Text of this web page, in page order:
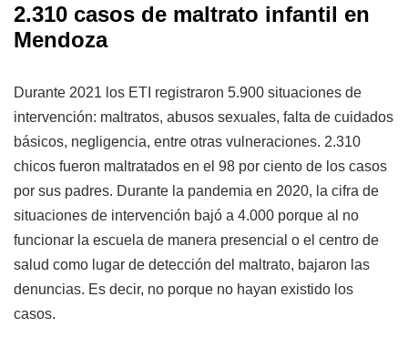
2.310 casos de maltrato infantil en
Mendoza
Durante 2021 los ETI registraron 5.900 situaciones de
intervención: maltratos, abusos sexuales, falta de cuidados
básicos, negligencia, entre otras vulneraciones. 2.310
chicos fueron maltratados en el 98 por ciento de los casos
por sus padres. Durante la pandemia en 2020, la cifra de
situaciones de intervención bajó a 4.000 porque al no
funcionar la escuela de manera presencial o el centro de
salud como lugar de detección del maltrato, bajaron las
denuncias. Es decir, no porque no hayan existido los
casos.